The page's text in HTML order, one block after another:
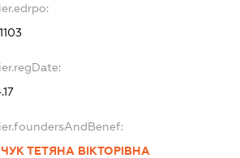
ТЕТЯНА ВІКТОРІВНА